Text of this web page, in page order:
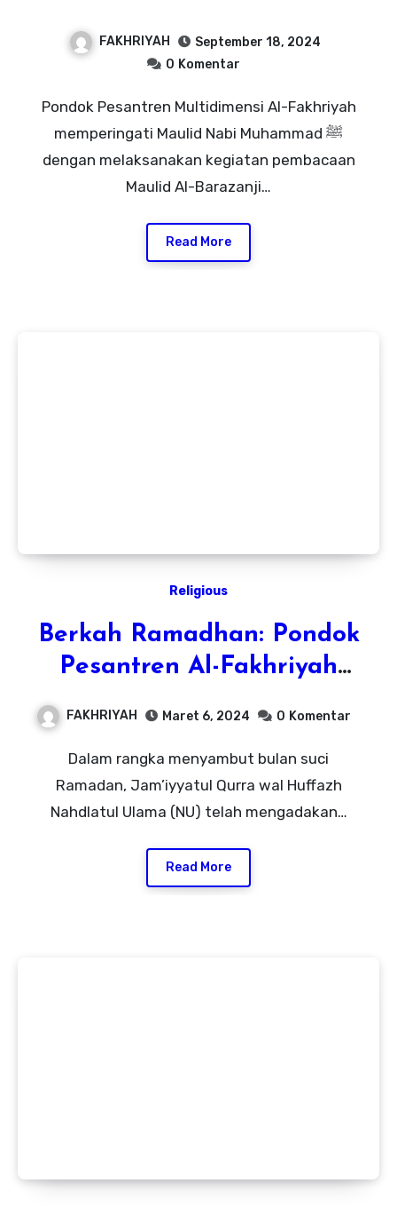
Santri Gelar Pembacaan
Maulid Al-Barazanji
FAKHRIYAH
September 18, 2024
0 Komentar
Pondok Pesantren Multidimensi Al-Fakhriyah
memperingati Maulid Nabi Muhammad ﷺ
dengan melaksanakan kegiatan pembacaan
Maulid Al-Barazanji…
Read More
Religious
Berkah Ramadhan: Pondok
Pesantren Al-Fakhriyah
Terlibat dalam Sima’an Al-
FAKHRIYAH Maret 6, 2024 0 Komentar
Dalam rangka menyambut bulan suci
Ramadan, Jam’iyyatul Qurra wal Huffazh
Nahdlatul Ulama (NU) telah mengadakan…
Read More